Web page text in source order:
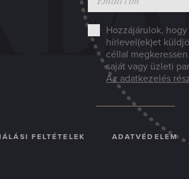
Hozzájárulok,
hírlevel(ek)et
céllal
saját vagy üzleti
Az adatkezelés
FELTÉTELEK ADATVÉDELEM